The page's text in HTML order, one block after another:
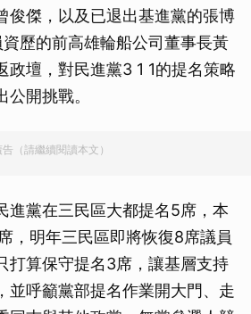
俊傑，以及已退出基進黨的張博
歷的前高雄輪船公司董事長黃
政壇，對民進黨3 1 1的提名策略
開挑戰。
告（請繼續閱讀本文）
進黨在三民區大都提名5席，本
，明年三民區即將恢復8席議員
打算保守提名3席，讓基層支持
並呼籲黨部提名作業開大門、走